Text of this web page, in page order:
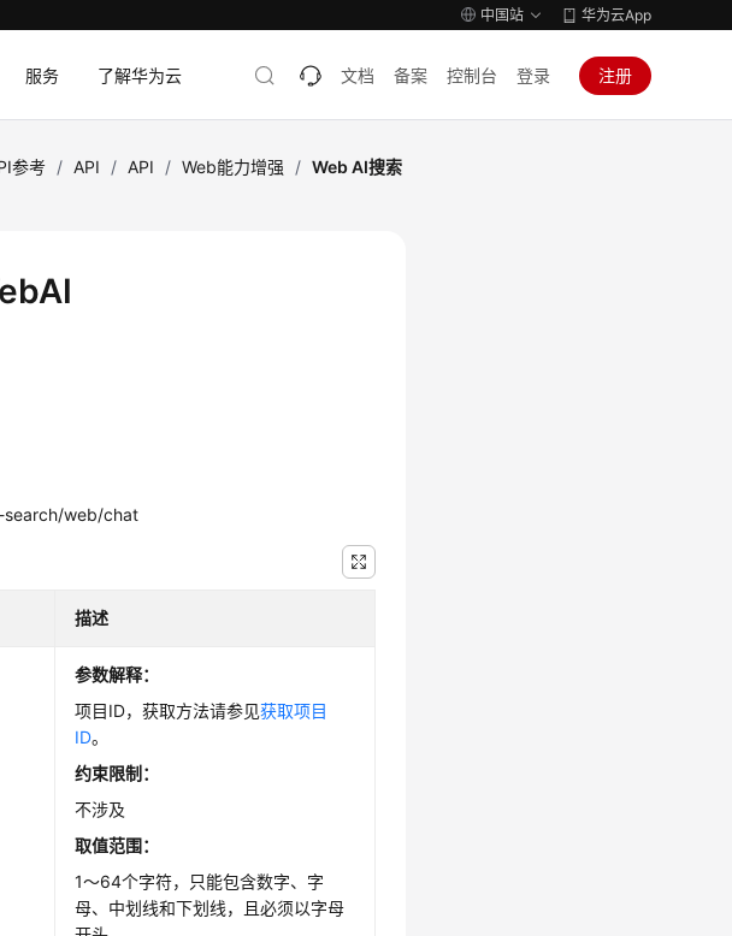
中国站 华为云App
服务 了解华为云 文档 备案 控制台 登录 注册
参考 / API / API / Web能力增强 / Web AI搜索
search/web/chat
描述
参数解释：
项目ID，获取方法请参见获取项目
ID。
约束限制：
不涉及
取值范围：
1～64个字符，只能包含数字、字
母、中划线和下划线，且必须以字母